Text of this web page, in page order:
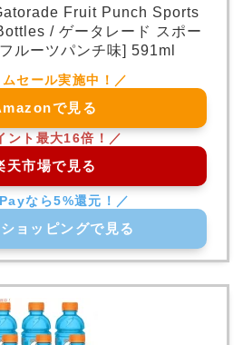
Fruit Punch Sports
/ ゲータレード スポー
ルーツパンチ味] 591ml
で見る
天市場で見る
ョッピングで見る